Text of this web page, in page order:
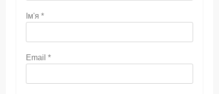
Ім'я *
Email *